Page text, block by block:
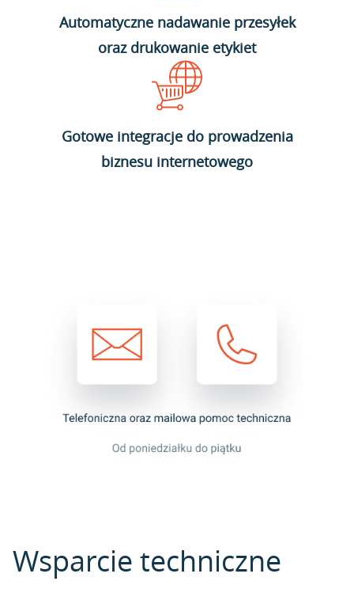
Automatyczne nadawanie przesyłek
oraz drukowanie etykiet
Gotowe integracje do prowadzenia
biznesu internetowego
Wsparcie techniczne